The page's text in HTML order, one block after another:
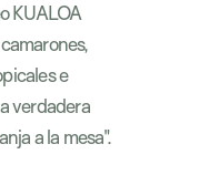
KUALOA
e
verdadera
a la mesa".